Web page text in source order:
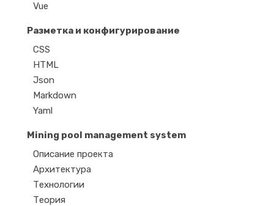
Vue
Разметка и конфигурирование
CSS
HTML
Json
Markdown
Yaml
Mining pool management system
Описание проекта
Архитектура
Технологии
Теория